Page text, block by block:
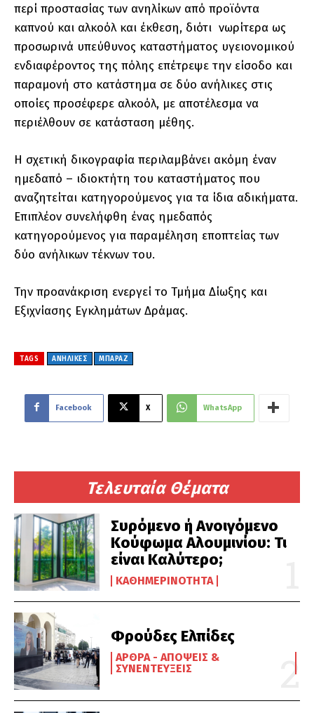
Τελευταία Θέματα
Συρόμενο ή Ανοιγόμενο
Κούφωμα Αλουμινίου: Τι
είναι Καλύτερο;
ΚΑΘΗΜΕΡΙΝΌΤΗΤΑ
Φρούδες Ελπίδες
ΆΡΘΡΑ - ΑΠΌΨΕΙΣ &
ΣΥΝΕΝΤΕΎΞΕΙΣ
περί προστασίας των ανηλίκων από προϊόντα
καπνού και αλκοόλ και έκθεση, διότι νωρίτερα ως
προσωρινά υπεύθυνος καταστήματος υγειονομικού
ενδιαφέροντος της πόλης επέτρεψε την είσοδο και
παραμονή στο κατάστημα σε δύο ανήλικες στις
οποίες προσέφερε αλκοόλ, με αποτέλεσμα να
περιέλθουν σε κατάσταση μέθης.
Η σχετική δικογραφία περιλαμβάνει ακόμη έναν
ημεδαπό – ιδιοκτήτη του καταστήματος που
αναζητείται κατηγορούμενος για τα ίδια αδικήματα.
Επιπλέον συνελήφθη ένας ημεδαπός
κατηγορούμενος για παραμέληση εποπτείας των
δύο ανήλικων τέκνων του.
Την προανάκριση ενεργεί το Τμήμα Δίωξης και
Εξιχνίασης Εγκλημάτων Δράμας.
TAGS ΑΝΗΛΙΚΕΣ ΜΠΑΡΑΖ
Facebook X WhatsApp